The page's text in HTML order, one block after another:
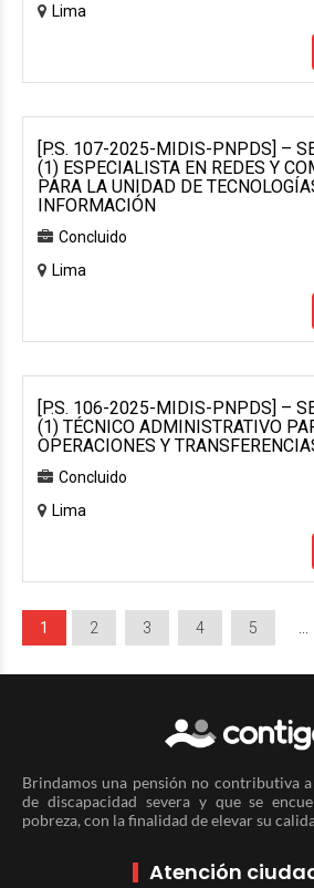
Lima
[P.S. 107-2025-MIDIS-PNPDS] –
(1) ESPECIALISTA EN REDES Y
PARA LA UNIDAD DE
INFORMACIÓN
Concluido
Lima
[P.S. 106-2025-MIDIS-PNPDS] –
(1) TÉCNICO ADMINISTRATIVO
OPERACIONES Y
Concluido
Lima
1 2 3 4 5
Brindamos una pensión no contributiva
de discapacidad severa y que se
pobreza, con la finalidad de elevar su
Atención